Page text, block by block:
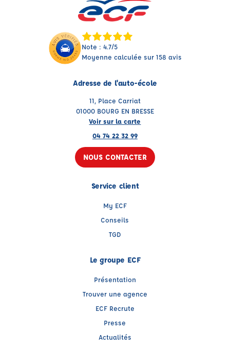
Note : 4.7/5
Moyenne calculée sur 158 avis
Adresse de l'auto-école
11, Place Carriat
01000 BOURG EN BRESSE
Voir sur la carte
04 74 22 32 99
NOUS CONTACTER
Service client
My ECF
Conseils
TGD
Le groupe ECF
Présentation
Trouver une agence
ECF Recrute
Presse
Actualités